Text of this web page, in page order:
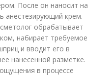
После он наносит на
анестезирующий крем.
обрабатывает
набирает требуемое
и вводит его в
нанесенной разметке.
в процессе